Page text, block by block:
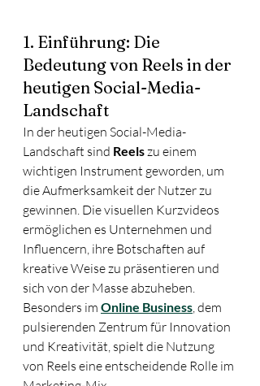
1. Einführung: Die
Bedeutung von Reels in der
heutigen Social-Media-
Landschaft
In der heutigen Social-Media-
Landschaft sind Reels zu einem
wichtigen Instrument geworden, um
die Aufmerksamkeit der Nutzer zu
gewinnen. Die visuellen Kurzvideos
ermöglichen es Unternehmen und
Influencern, ihre Botschaften auf
kreative Weise zu präsentieren und
sich von der Masse abzuheben.
Besonders im Online Business , dem
pulsierenden Zentrum für Innovation
und Kreativität, spielt die Nutzung
von Reels eine entscheidende Rolle im